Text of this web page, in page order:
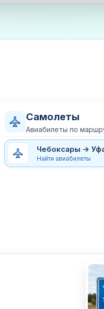
Самолеты
Авиабилеты по
Чебоксары →
Найти авиабилеты